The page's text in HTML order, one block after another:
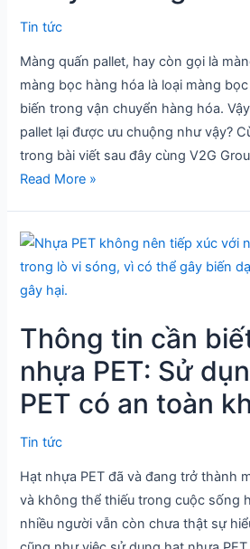
Tin tức
Màng quấn pallet, hay còn gọi là
màng bọc hàng hóa là loại màng
biến trong vận chuyển hàng hóa.
pallet lại được ưu chuộng như vậy?
trong bài viết sau đây cùng V2G
trong
vận
chuyển
hàng
hóa?
Read More »
Thông tin cần
nhựa PET: Sử
PET có an toàn
Tin tức
Hạt nhựa PET đã và đang trở thành
và không thể thiếu trong cuộc sống
nhiều người vẫn còn chưa thật sự
Thông
tin
cần
về
hạt
nhựa
PET:
nhựa
PET
có